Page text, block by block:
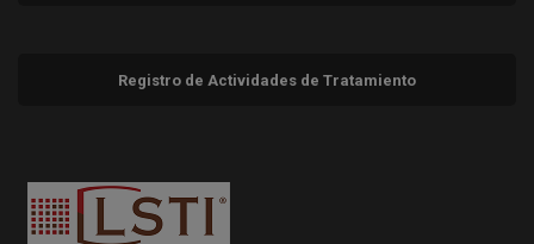
Registro de Actividades de Tratamiento